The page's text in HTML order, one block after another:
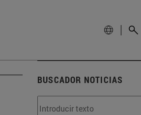
BUSCADOR NOTICIAS